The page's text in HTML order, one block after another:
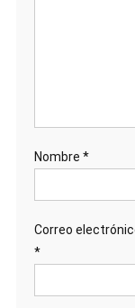
Nombre *
Correo
*